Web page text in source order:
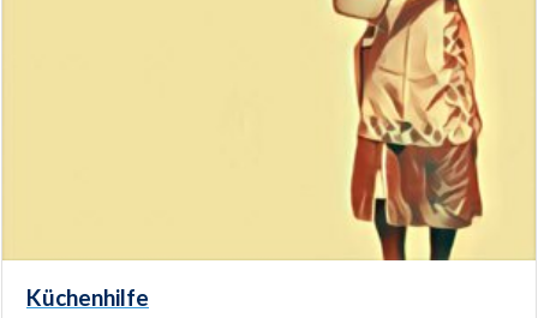
Küchenhilfe